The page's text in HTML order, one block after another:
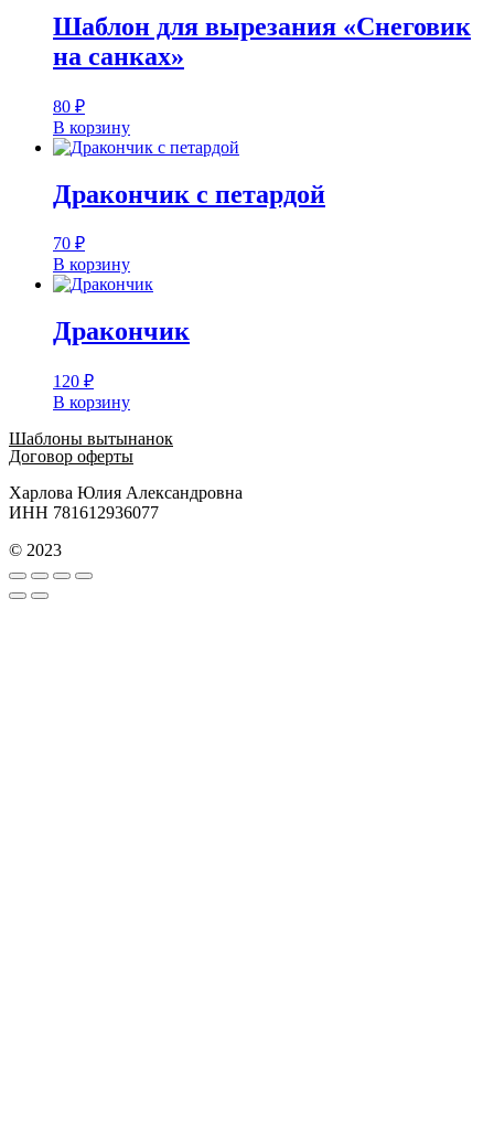
Шаблон для вырезания «Снеговик
на санках»
80 ₽
В корзину
Дракончик с петардой
70 ₽
В корзину
Дракончик
120 ₽
В корзину
Шаблоны вытынанок
Договор оферты
Харлова Юлия Александровна
ИНН 781612936077
© 2023